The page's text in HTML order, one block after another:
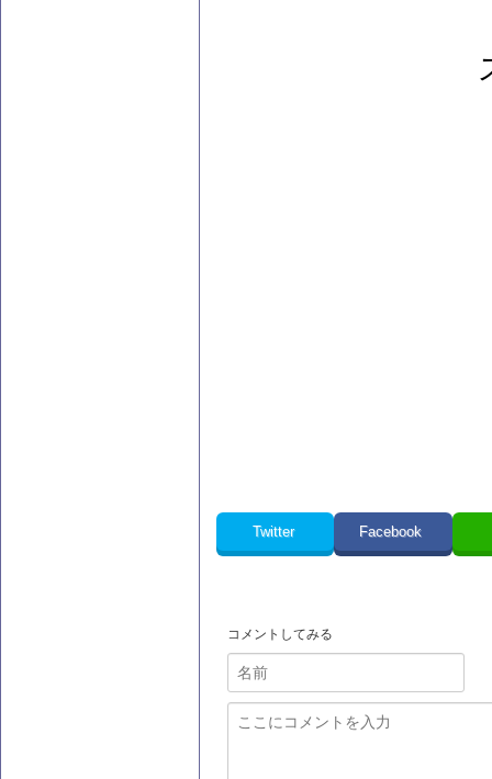
Twitter Facebook
コメントしてみる